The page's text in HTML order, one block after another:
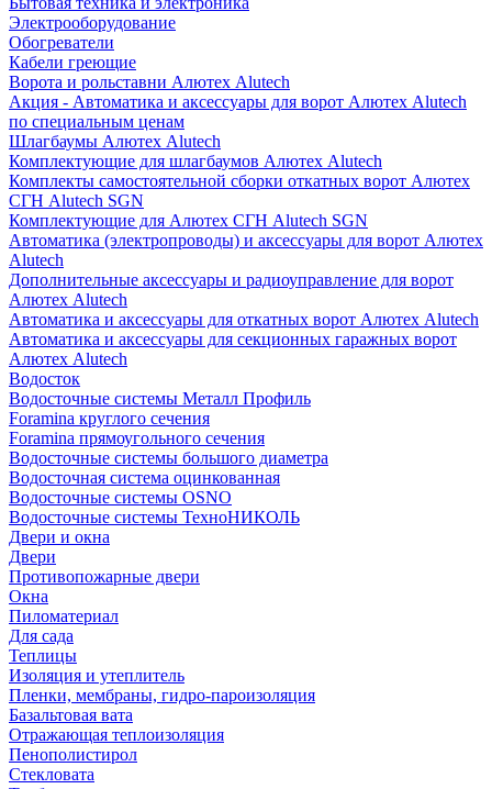
Электрооборудование
Обогреватели
Кабели греющие
Ворота и рольставни Алютех Alutech
Акция - Автоматика и аксессуары для ворот Алютех Alutech
по специальным ценам
Шлагбаумы Алютех Alutech
Комплектующие для шлагбаумов Алютех Alutech
Комплекты самостоятельной сборки откатных ворот Алютех
СГН Alutech SGN
Комплектующие для Алютех СГН Alutech SGN
Автоматика (электропроводы) и аксессуары для ворот Алютех
Alutech
Дополнительные аксессуары и радиоуправление для ворот
Алютех Alutech
Автоматика и аксессуары для откатных ворот Алютех Alutech
Автоматика и аксессуары для секционных гаражных ворот
Алютех Alutech
Водосток
Водосточные системы Металл Профиль
Foramina круглого сечения
Foramina прямоугольного сечения
Водосточные системы большого диаметра
Водосточная система оцинкованная
Водосточные системы OSNO
Водосточные системы ТехноНИКОЛЬ
Двери и окна
Двери
Противопожарные двери
Окна
Пиломатериал
Для сада
Теплицы
Изоляция и утеплитель
Пленки, мембраны, гидро-пароизоляция
Базальтовая вата
Отражающая теплоизоляция
Пенополистирол
Стекловата